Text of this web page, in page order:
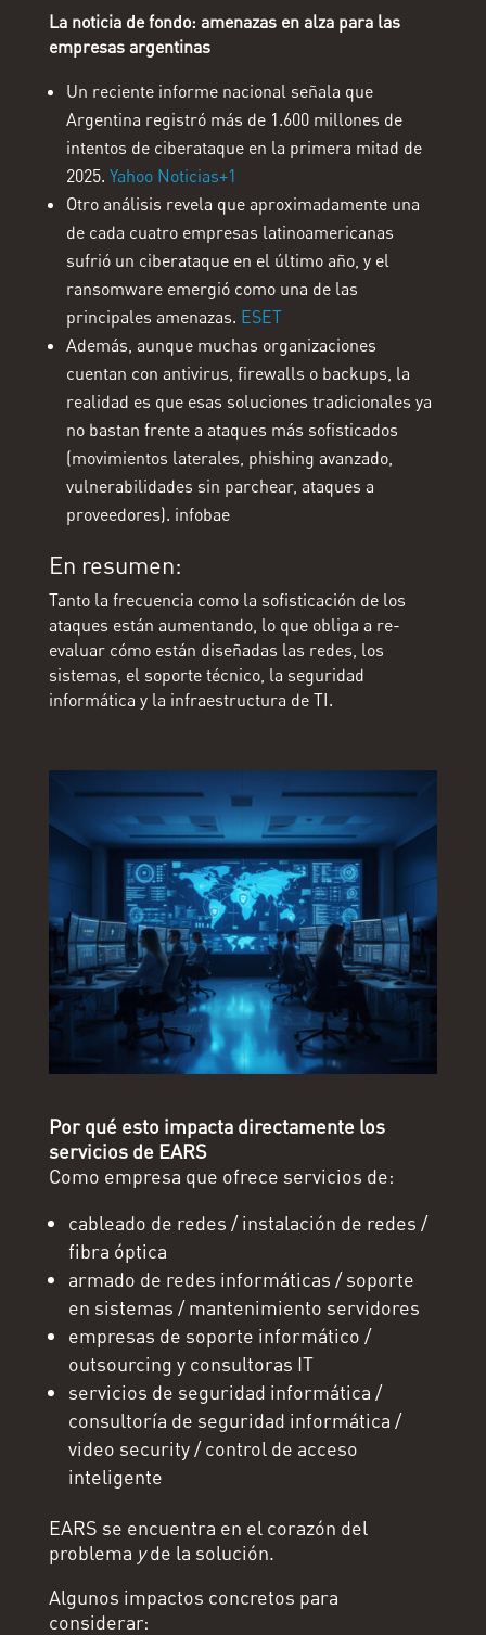
La noticia de fondo: amenazas en alza para las
empresas argentinas
Un reciente informe nacional señala que
Argentina registró más de 1.600 millones de
intentos de ciberataque en la primera mitad de
2025. Yahoo Noticias+1
Otro análisis revela que aproximadamente una
de cada cuatro empresas latinoamericanas
sufrió un ciberataque en el último año, y el
ransomware emergió como una de las
principales amenazas. ESET
Además, aunque muchas organizaciones
cuentan con antivirus, firewalls o backups, la
realidad es que esas soluciones tradicionales ya
no bastan frente a ataques más sofisticados
(movimientos laterales, phishing avanzado,
vulnerabilidades sin parchear, ataques a
proveedores). infobae
En resumen:
Tanto la frecuencia como la sofisticación de los
ataques están aumentando, lo que obliga a re-
evaluar cómo están diseñadas las redes, los
sistemas, el soporte técnico, la seguridad
informática y la infraestructura de TI.
Por qué esto impacta directamente los
servicios de EARS
Como empresa que ofrece servicios de:
cableado de redes / instalación de redes /
fibra óptica
armado de redes informáticas / soporte
en sistemas / mantenimiento servidores
empresas de soporte informático /
outsourcing y consultoras IT
servicios de seguridad informática /
consultoría de seguridad informática /
video security / control de acceso
inteligente
EARS se encuentra en el corazón del
problema yde la solución.
Algunos impactos concretos para
considerar: